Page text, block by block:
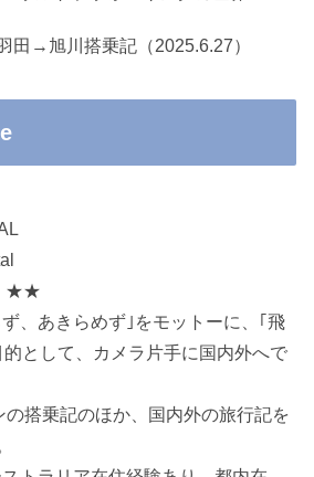
→旭川搭乗記（2025.6.27）
★★
、あきらめず｣をモットーに、｢飛
として、カメラ片手に国内外へで
搭乗記のほか、国内外の旅行記を